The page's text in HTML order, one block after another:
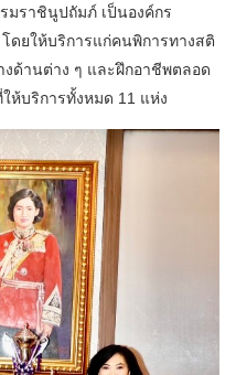
มราชินูปถัมภ์ เป็นองค์กร
ดยให้บริการแก่คนพิการทางสติ
ด้านต่าง ๆ และฝึกอาชีพตลอด
ห้บริการทั้งหมด 11 แห่ง